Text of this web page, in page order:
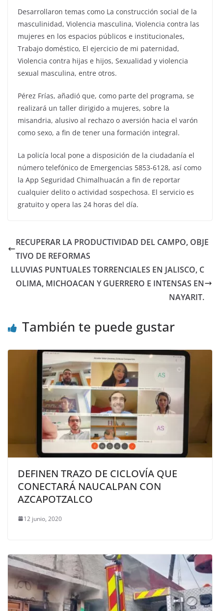
Desarrollaron temas como La construcción social de la
masculinidad, Violencia masculina, Violencia contra las
mujeres en los espacios públicos e institucionales,
Trabajo doméstico, El ejercicio de mi paternidad,
Violencia contra hijas e hijos, Sexualidad y violencia
sexual masculina, entre otros.
Pérez Frías, añadió que, como parte del programa, se
realizará un taller dirigido a mujeres, sobre la
misandria, alusivo al rechazo o aversión hacia el varón
como sexo, a fin de tener una formación integral.
La policía local pone a disposición de la ciudadanía el
número telefónico de Emergencias 5853-6128, así como
la App Seguridad Chimalhuacán a fin de reportar
cualquier delito o actividad sospechosa. El servicio es
gratuito y opera las 24 horas del día.
RECUPERAR LA PRODUCTIVIDAD DEL CAMPO, OBJE
TIVO DE REFORMAS
LLUVIAS PUNTUALES TORRENCIALES EN JALISCO, C
OLIMA, MICHOACAN Y GUERRERO E INTENSAS EN
NAYARIT.
También te puede gustar
DEFINEN TRAZO DE CICLOVÍA QUE
CONECTARÁ NAUCALPAN CON
AZCAPOTZALCO
12 junio, 2020